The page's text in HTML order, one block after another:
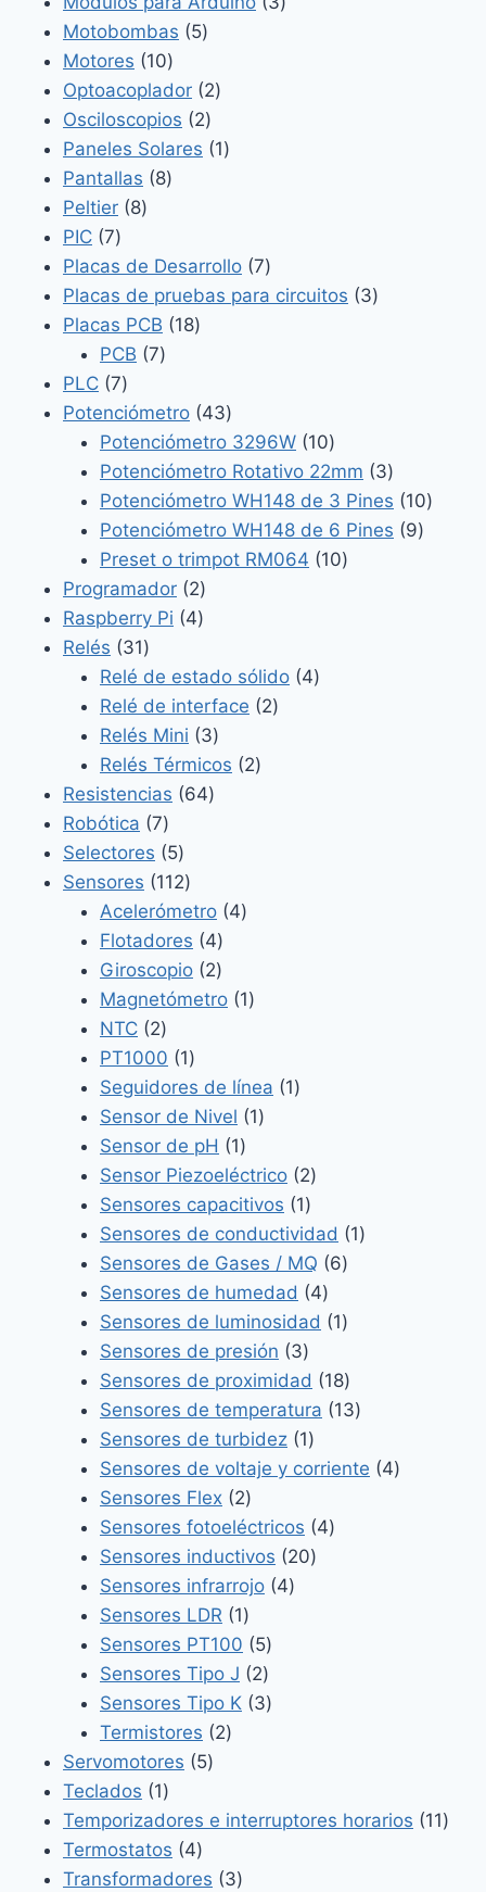
Motobombas 55
Motores 1010
productos
Optoacoplador 22
Osciloscopios 22
productos
Paneles Solares 11
Pantallas 88
Peltier 88
PIC 77
productos
Placas de Desarrollo 77
productos
Placas de pruebas para circuitos 33
Placas PCB 1818
PCB 77
PLC 77
productos
Potenciómetro 4343
productos
Potenciómetro 3296W 1010
productos
Potenciómetro Rotativo 22mm 33
productos
Potenciómetro WH148 de 3 Pines 1010
Potenciómetro WH148 de 6 Pines 99
Preset o trimpot RM064 1010
Programador 22
productos
Raspberry Pi 44
Relés 3131
productos
Relé de estado sólido 44
Relé de interface 22
Relés Mini 33
productos
Relés Térmicos 22
Resistencias 6464
Robótica 77
productos
Selectores 55
productos
Sensores 112112
productos
Acelerómetro 44
Flotadores 44
productos
Giroscopio 22
productos
Magnetómetro 11
NTC 22
productos
PT1000 11
producto
Seguidores de línea 11
Sensor de Nivel 11
Sensor de pH 11
producto
Sensor Piezoeléctrico 22
productos
Sensores capacitivos 11
producto
Sensores de conductividad 11
Sensores de Gases / MQ 66
Sensores de humedad 44
productos
Sensores de luminosidad 11
Sensores de presión 33
productos
Sensores de proximidad 1818
productos
Sensores de temperatura 1313
Sensores de turbidez 11
producto
Sensores de voltaje y corriente 44
Sensores Flex 22
productos
Sensores fotoeléctricos 44
Sensores inductivos 2020
Sensores infrarrojo 44
Sensores LDR 11
producto
Sensores PT100 55
productos
Sensores Tipo J 22
productos
Sensores Tipo K 33
Termistores 22
Servomotores 55
Teclados 11
producto
Temporizadores e interruptores horarios 1111
Termostatos 44
productos
Transformadores 33